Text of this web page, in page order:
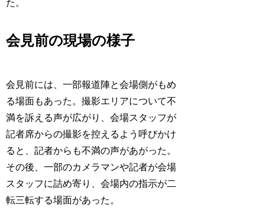
た。
会見前の現場の様子
会見前には、一部報道陣と会場側がもめ
る場面もあった。撮影エリアについて不
満を訴える声が広がり、会場スタッフが
記者席からの撮影を控えるよう呼びかけ
ると、記者からも不満の声があがった。
その後、一部のカメラマンや記者が会場
スタッフに詰め寄り、会場内の指示が二
転三転する場面があった。